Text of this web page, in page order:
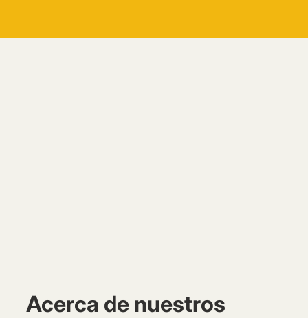
Acerca de nuestros